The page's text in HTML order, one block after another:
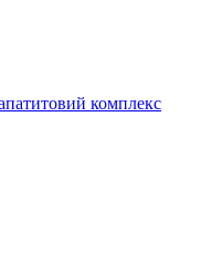
комплекс